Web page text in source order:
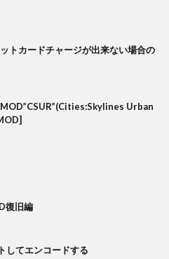
トカードチャージが出来ない場合の
Urban
復旧編
してエンコードする